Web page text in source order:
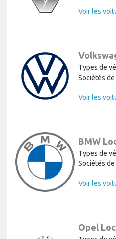
Voir les
Types de
Sociétés de
BMW
Types de
Sociétés de
Voir les
Opel